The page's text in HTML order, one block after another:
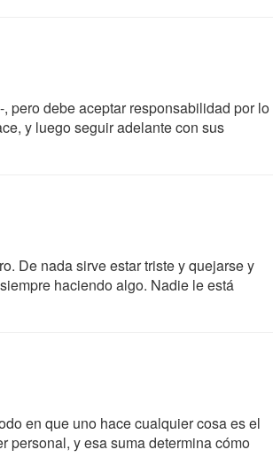
pero debe aceptar responsabilidad por lo
y luego seguir adelante con sus
De nada sirve estar triste y quejarse y
haciendo algo. Nadie le está
en que uno hace cualquier cosa es el
personal, y esa suma determina cómo